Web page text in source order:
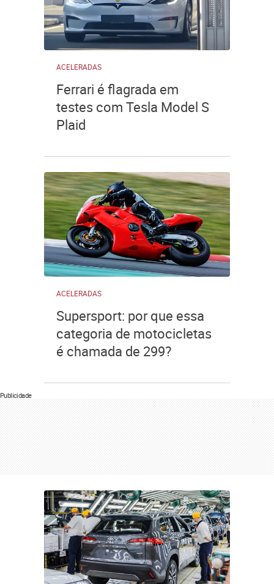
ACELERADAS
Ferrari é flagrada em
testes com Tesla Model S
Plaid
ACELERADAS
Supersport: por que essa
categoria de motocicletas
é chamada de 299?
Publicidade